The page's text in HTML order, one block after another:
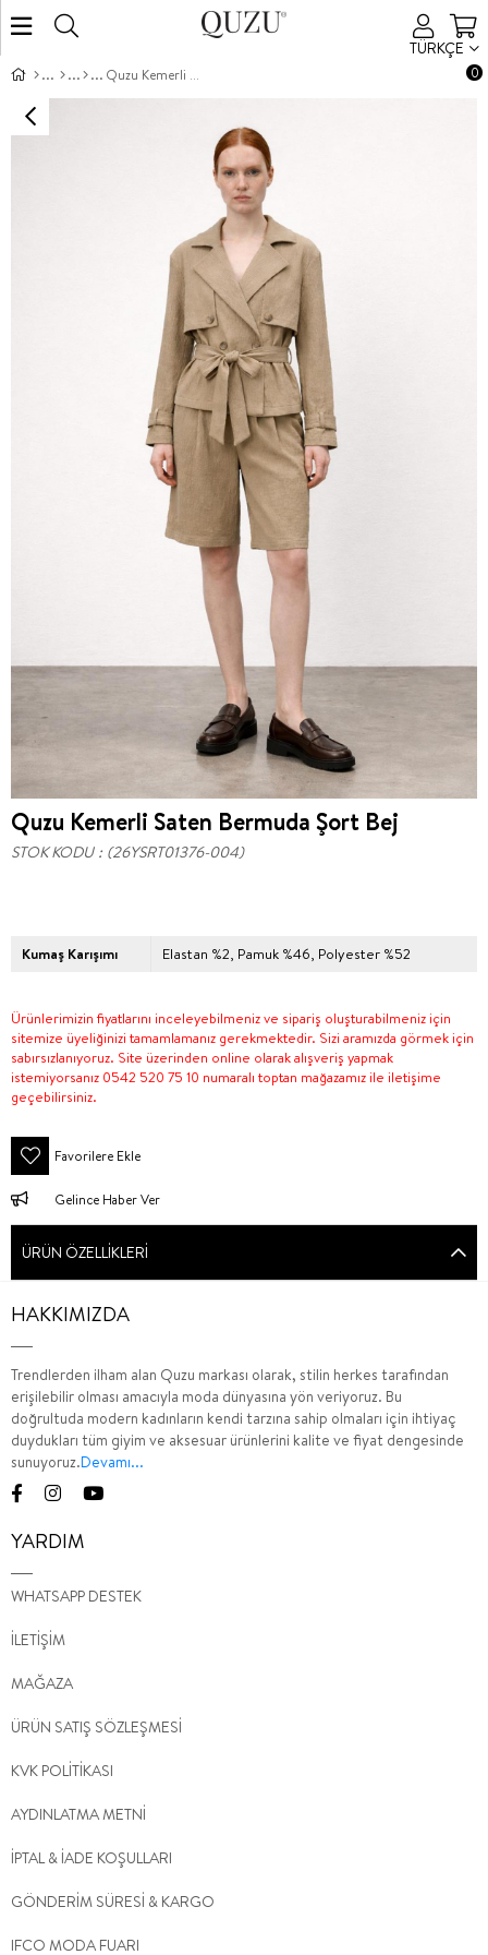
TÜRKÇE
0
Quzu Kemerli Saten Bermuda Şort Bej
Quzu Kemerli Saten Bermuda Şort Bej
STOK KODU (26YSRT01376-004)
Kumaş Karışımı Elastan %2, Pamuk %46, Polyester %52
Ürünlerimizin fiyatlarını inceleyebilmeniz ve sipariş oluşturabilmeniz için
sitemize üyeliğinizi tamamlamanız gerekmektedir. Sizi aramızda görmek için
sabırsızlanıyoruz. Site üzerinden online olarak alışveriş yapmak
istemiyorsanız 0542 520 75 10 numaralı toptan mağazamız ile iletişime
geçebilirsiniz.
Favorilere Ekle
Gelince Haber Ver
ÜRÜN ÖZELLIKLERI
HAKKIMIZDA
Trendlerden ilham alan Quzu markası olarak, stilin herkes tarafından
erişilebilir olması amacıyla moda dünyasına yön veriyoruz. Bu
doğrultuda modern kadınların kendi tarzına sahip olmaları için ihtiyaç
duydukları tüm giyim ve aksesuar ürünlerini kalite ve fiyat dengesinde
sunuyoruz.Devamı...
YARDIM
WHATSAPP DESTEK
İLETİŞİM
MAĞAZA
ÜRÜN SATIŞ SÖZLEŞMESİ
KVK POLİTİKASI
AYDINLATMA METNİ
İPTAL & İADE KOŞULLARI
GÖNDERİM SÜRESİ & KARGO
IFCO MODA FUARI